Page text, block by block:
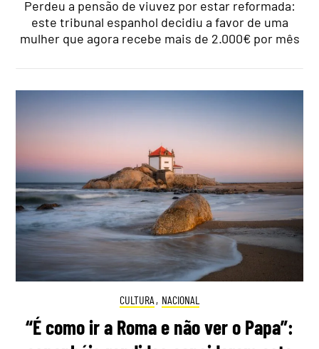
Perdeu a pensão de viuvez por estar reformada:
este tribunal espanhol decidiu a favor de uma
mulher que agora recebe mais de 2.000€ por mês
CULTURA , NACIONAL
“É como ir a Roma e não ver o Papa”: